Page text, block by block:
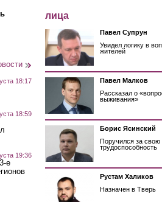
18:17
18:59
19:36
е
лица
Павел Супрун
Увидел логику в
жителей
Павел Малков
Рассказал о
выживания»
Борис Ясинский
Поручился за свою
трудоспособность
Рустам Халиков
Назначен в Тверь